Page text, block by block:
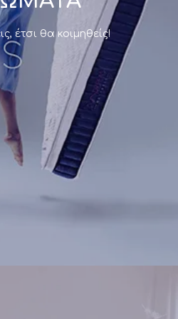
έτσι θα κοιμηθείς!
προσωπική υπόθεση, μιας
από παραμέτρους
του υλικού memory ή
που το συνοδεύει.
μία
μεγάλη γκάμα
την οποία μπορείτε να
εσάς και τις νύχτες σας.